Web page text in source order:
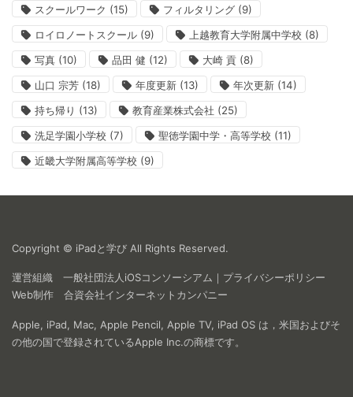
スクールワーク (15) フィルタリング (9)
ロイロノートスクール (9) 上越教育大学附属中学校 (8)
写真 (10) 品田 健 (12) 大崎 貢 (8)
山口 宗芳 (18) 年度更新 (13) 年次更新 (14)
持ち帰り (13) 教育産業株式会社 (25)
洗足学園小学校 (7) 聖徳学園中学・高等学校 (11)
近畿大学附属高等学校 (9)
Copyright © iPadと学び All Rights Reserved.
運営組織 一般社団法人iOSコンソーシアム ｜ プライバシーポリシー
Web制作 合資会社インターネットカンパニー
Apple, iPad, Mac, Apple Pencil, Apple TV, iPad OS は，米国およびそ
の他の国で登録されているApple Inc.の商標です。